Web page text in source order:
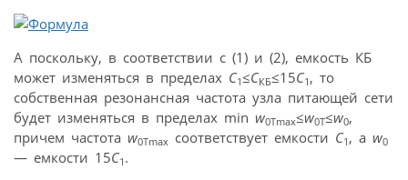
А поскольку, в соответствии с (1) и (2), емкость КБ
может изменяться в пределах C1≤CКБ≤15C1 , то
собственная резонансная частота узла питающей сети
будет изменяться в пределах min w0Tmax≤w0T≤w0,
причем частота w0Tmax соответствует емкости C1 , а w0
— емкости 15C1 .